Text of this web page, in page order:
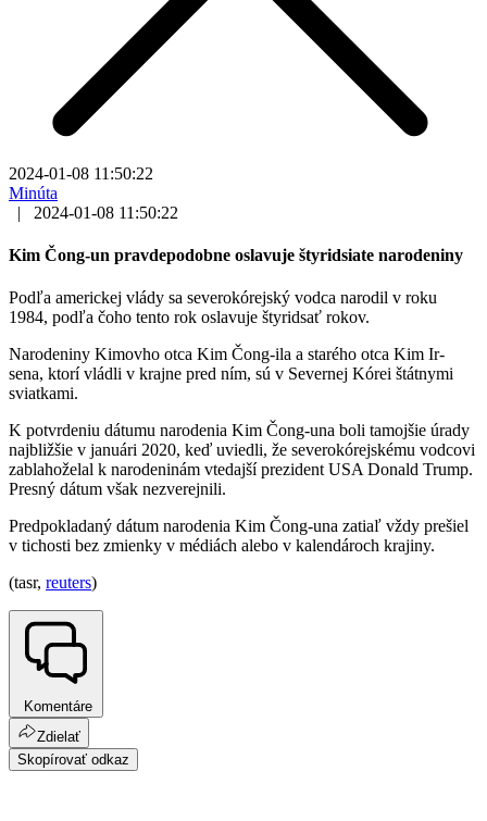
2024-01-08 11:50:22
Minúta
|
2024-01-08 11:50:22
Kim Čong-un pravdepodobne oslavuje štyridsiate narodeniny
Podľa americkej vlády sa severokórejský vodca narodil v roku
1984, podľa čoho tento rok oslavuje štyridsať rokov.
Narodeniny Kimovho otca Kim Čong-ila a starého otca Kim Ir-
sena, ktorí vládli v krajne pred ním, sú v Severnej Kórei štátnymi
sviatkami.
K potvrdeniu dátumu narodenia Kim Čong-una boli tamojšie úrady
najbližšie v januári 2020, keď uviedli, že severokórejskému vodcovi
zablahoželal k narodeninám vtedajší prezident USA Donald Trump.
Presný dátum však nezverejnili.
Predpokladaný dátum narodenia Kim Čong-una zatiaľ vždy prešiel
v tichosti bez zmienky v médiách alebo v kalendároch krajiny.
(tasr, reuters)
Komentáre
Zdielať
Skopírovať odkaz